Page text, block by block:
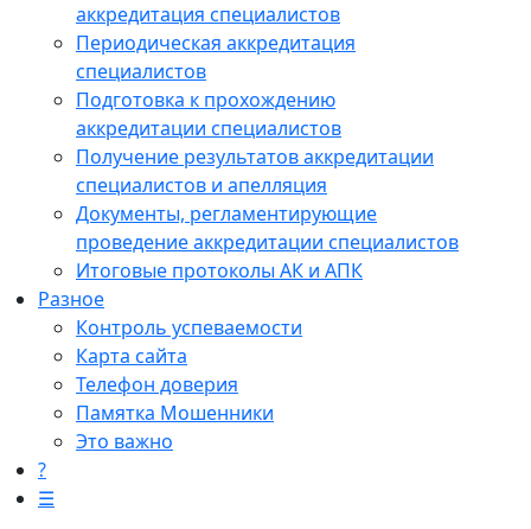
аккредитация специалистов
Периодическая аккредитация
специалистов
Подготовка к прохождению
аккредитации специалистов
Получение результатов аккредитации
специалистов и апелляция
Документы, регламентирующие
проведение аккредитации специалистов
Итоговые протоколы АК и АПК
Разное
Контроль успеваемости
Карта сайта
Телефон доверия
Памятка Мошенники
Это важно
?
☰